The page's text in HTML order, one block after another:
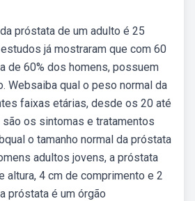
próstata de um adulto é 25
já mostraram que com 60
de 60% dos homens, possuem
Websaiba qual o peso normal da
faixas etárias, desde os 20 até
os sintomas e tratamentos
o tamanho normal da próstata
adultos jovens, a próstata
altura, 4 cm de comprimento e 2
próstata é um órgão